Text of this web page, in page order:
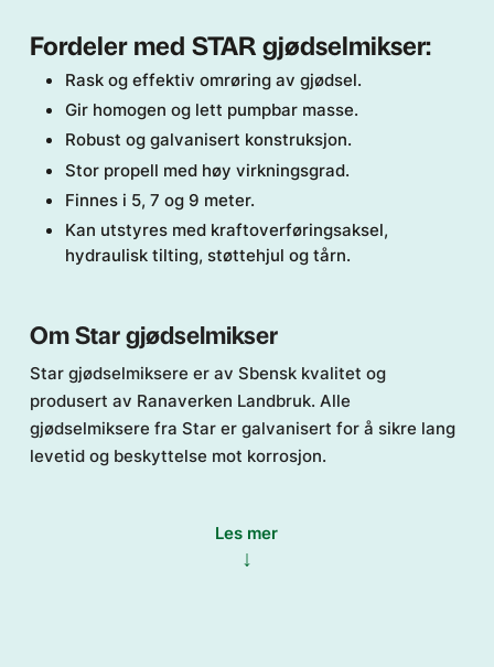
Fordeler med STAR gjødselmikser:
Rask og effektiv omrøring av gjødsel.
Gir homogen og lett pumpbar masse.
Robust og galvanisert konstruksjon.
Stor propell med høy virkningsgrad.
Finnes i 5, 7 og 9 meter.
Kan utstyres med kraftoverføringsaksel,
hydraulisk tilting, støttehjul og tårn.
Om Star gjødselmikser
Star gjødselmiksere er av Sbensk kvalitet og
produsert av Ranaverken Landbruk. Alle
gjødselmiksere fra Star er galvanisert for å sikre lang
levetid og beskyttelse mot korrosjon.
Kraftoverføringsaksel for kraftig og stabil drift
Les mer